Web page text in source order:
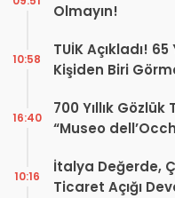
Olmayın!
TUİK Açıkladı!
Kişiden Biri
10:58
700 Yıllık
“Museo
16:40
İtalya Değerde,
Ticaret Açığı
10:16